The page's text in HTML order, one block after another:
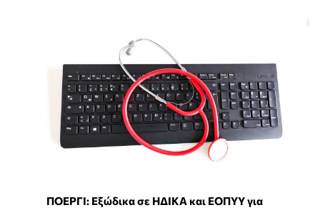
ΠΟΕΡΓΙ: Εξώδικα σε ΗΔΙΚΑ και ΕΟΠΥΥ για